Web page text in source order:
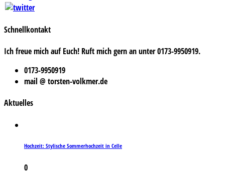
Schnellkontakt
Ich freue mich auf Euch! Ruft mich gern an unter 0173-9950919.
0173-9950919
mail @ torsten-volkmer.de
Aktuelles
Hochzeit: Stylische Sommerhochzeit in Celle
0